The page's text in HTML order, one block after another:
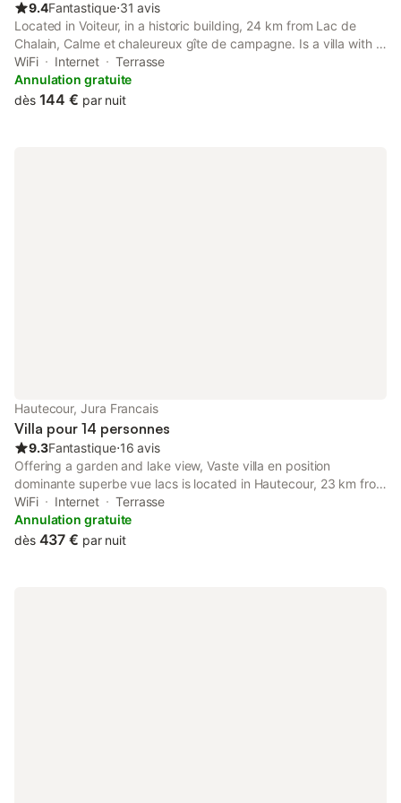
9.4Fantastique⋅31 avis
Located in Voiteur, in a historic building, 24 km from Lac de
Chalain, Calme et chaleureux gîte de campagne. Is a villa with a
garden and barbecue facilities. This property offers access to a
terrace, darts, free private parking and free WiFi.
WiFi Internet
Terrasse
Annulation gratuite
dès 144 € par nuit
Hautecour, Jura Francais
Villa pour 14 personnes
9.3Fantastique⋅16 avis
Offering a garden and lake view, Vaste villa en position
dominante superbe vue lacs is located in Hautecour, 23 km from
Herisson Waterfalls and 47 km from Rousses Lake. This
property offers access to a terrace, free private parking and
free WiFi.
WiFi Internet
Terrasse
Annulation gratuite
dès 437 € par nuit